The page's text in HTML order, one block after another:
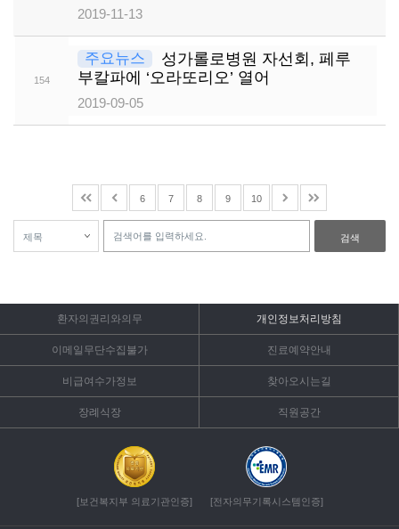
2019-11-13
154
주요뉴스
성가롤로병원 자선회, 페루
부칼파에 ‘오라또리오’ 열어
2019-09-05
6 7 8 9 10
검색
환자의권리와의무 개인정보처리방침
이메일무단수집불가 진료예약안내
비급여수가정보 찾아오시는길
장례식장 직원공간
[보건복지부 의료기관인증] [전자의무기록시스템인증]